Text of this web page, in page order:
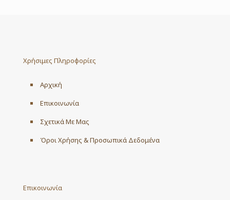
be
on
product
Χρήσιμες Πληροφορίες
Αρχική
Επικοινωνία
Σχετικά Με Μας
Όροι Χρήσης & Προσωπικά Δεδομένα
Επικοινωνία